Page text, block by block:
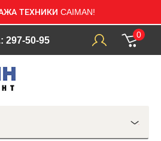
ТЕХНИКИ CAIMAN!
297-50-95
0